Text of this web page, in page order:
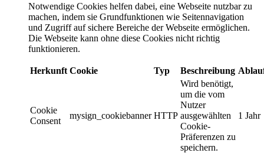
Notwendige Cookies helfen dabei, eine Webseite nutzbar zu
machen, indem sie Grundfunktionen wie Seitennavigation
und Zugriff auf sichere Bereiche der Webseite ermöglichen.
Die Webseite kann ohne diese Cookies nicht richtig
funktionieren.
Herkunft Cookie Typ Beschreibung
Cookie
Consent
mysign_cookiebanner HTTP
Wird benötigt,
um die vom
Nutzer
ausgewählten
Cookie-
Präferenzen zu
speichern.
1 Jahr